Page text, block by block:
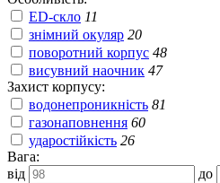
ED-скло 11
знімний окуляр 20
поворотний корпус 48
висувний наочник 47
Захист корпусу:
водонепроникність 81
газонаповнення 60
ударостійкість 26
Вага:
від
до